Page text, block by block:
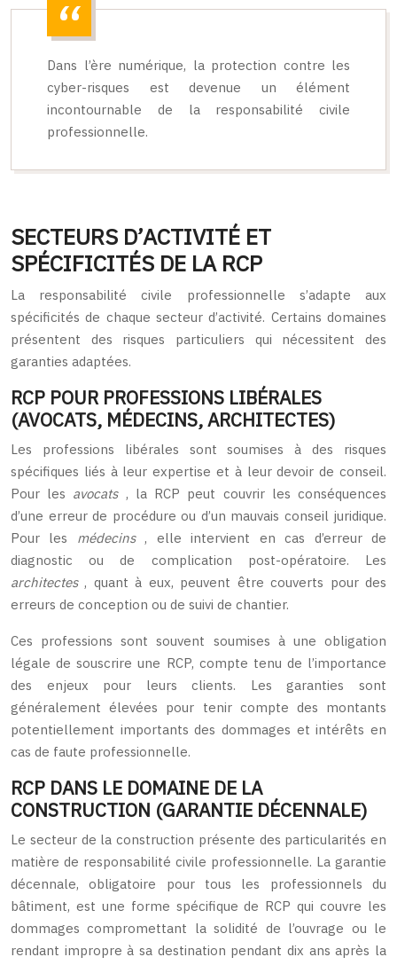
Dans l’ère numérique, la protection contre les
cyber-risques est devenue un élément
incontournable de la responsabilité civile
professionnelle.
SECTEURS D’ACTIVITÉ ET
SPÉCIFICITÉS DE LA RCP
La responsabilité civile professionnelle s’adapte aux
spécificités de chaque secteur d’activité. Certains domaines
présentent des risques particuliers qui nécessitent des
garanties adaptées.
RCP POUR PROFESSIONS LIBÉRALES
(AVOCATS, MÉDECINS, ARCHITECTES)
Les professions libérales sont soumises à des risques
spécifiques liés à leur expertise et à leur devoir de conseil.
Pour les avocats , la RCP peut couvrir les conséquences
d’une erreur de procédure ou d’un mauvais conseil juridique.
Pour les médecins , elle intervient en cas d’erreur de
diagnostic ou de complication post-opératoire. Les
architectes , quant à eux, peuvent être couverts pour des
erreurs de conception ou de suivi de chantier.
Ces professions sont souvent soumises à une obligation
légale de souscrire une RCP, compte tenu de l’importance
des enjeux pour leurs clients. Les garanties sont
généralement élevées pour tenir compte des montants
potentiellement importants des dommages et intérêts en
cas de faute professionnelle.
RCP DANS LE DOMAINE DE LA
CONSTRUCTION (GARANTIE DÉCENNALE)
Le secteur de la construction présente des particularités en
matière de responsabilité civile professionnelle. La garantie
décennale, obligatoire pour tous les professionnels du
bâtiment, est une forme spécifique de RCP qui couvre les
dommages compromettant la solidité de l’ouvrage ou le
rendant impropre à sa destination pendant dix ans après la